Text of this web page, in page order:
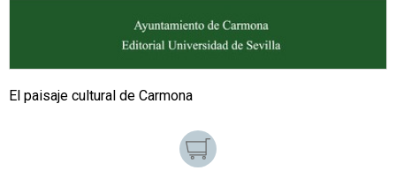
El paisaje cultural de Carmona